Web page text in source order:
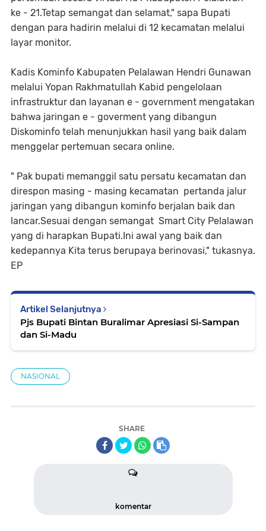
ke - 21.Tetap semangat dan selamat," sapa Bupati
dengan para hadirin melalui di 12 kecamatan melalui
layar monitor.
Kadis Kominfo Kabupaten Pelalawan Hendri Gunawan
melalui Yopan Rakhmatullah Kabid pengelolaan
infrastruktur dan layanan e - government mengatakan
bahwa jaringan e - goverment yang dibangun
Diskominfo telah menunjukkan hasil yang baik dalam
menggelar pertemuan secara online.
" Pak bupati memanggil satu persatu kecamatan dan
direspon masing - masing kecamatan pertanda jalur
jaringan yang dibangun kominfo berjalan baik dan
lancar.Sesuai dengan semangat Smart City Pelalawan
yang di harapkan Bupati.Ini awal yang baik dan
kedepannya Kita terus berupaya berinovasi," tukasnya.
EP
Artikel Selanjutnya
Pjs Bupati Bintan Buralimar Apresiasi Si-Sampan
dan Si-Madu
NASIONAL
SHARE
komentar